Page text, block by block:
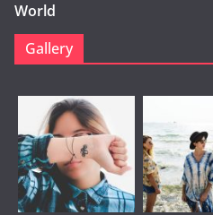
World
Gallery